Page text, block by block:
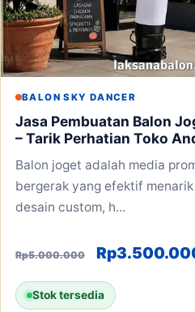
BALON SKY DANCER
Jasa Pembuatan Balon
– Tarik Perhatian Toko
Balon joget adalah media
bergerak yang efektif
desain custom, h...
Rp5.000.000 Harga
Rp
Stok tersedia